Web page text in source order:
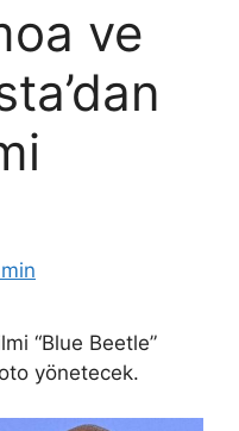
ve
“Blue Beetle”
yönetecek.